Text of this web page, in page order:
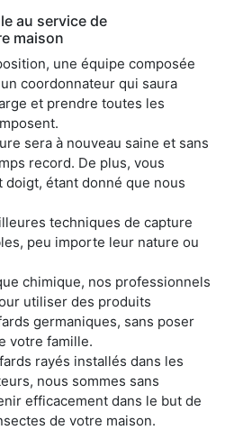
au service de
maison
une équipe composée
coordonnateur qui saura
et prendre toutes les
sera à nouveau saine et sans
record. De plus, vous
doigt, étant donné que nous
techniques de capture
peu importe leur nature ou
chimique, nos professionnels
utiliser des produits
germaniques, sans poser
votre famille.
rayés installés dans les
nous sommes sans
efficacement dans le but de
de votre maison.